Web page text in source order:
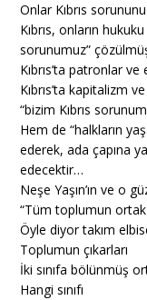
Onlar Kıbrıs
Kıbrıs, onların
sorunumuz”
Kıbrıs’ta patronlar
Kıbrıs’ta kapitalizm
“bizim Kıbrıs
Hem de “halkların
ederek, ada çapına
edecektir…
Neşe Yaşın’ın ve o
“Tüm toplumun ortak
Öyle diyor takım
Toplumun çıkarları
İki sınıfa bölünmüş
Hangi sınıfı